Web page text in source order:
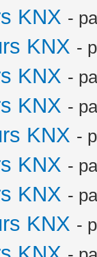
KNX -
KNX -
KNX -
KNX -
KNX -
KNX -
KNX -
KNX -